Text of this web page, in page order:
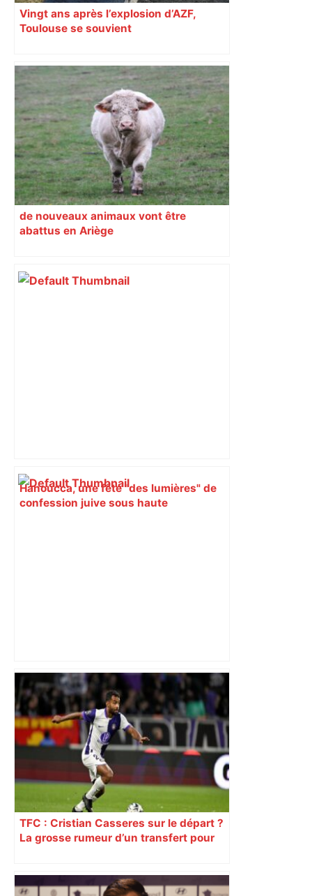
Vingt ans après l’explosion d’AZF,
Toulouse se souvient
de nouveaux animaux vont être
abattus en Ariège
Hanoucca, une fête "des lumières" de
confession juive sous haute
les agriculteurs manifestent malgré les
interdictions
TFC : Cristian Casseres sur le départ ?
La grosse rumeur d’un transfert pour